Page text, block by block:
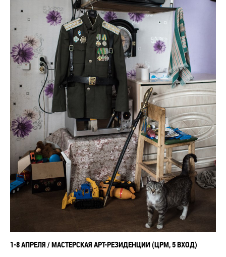
1-8 АПРЕЛЯ / МАСТЕРСКАЯ АРТ-РЕЗИДЕНЦИИ (ЦРМ, 5 ВХОД)